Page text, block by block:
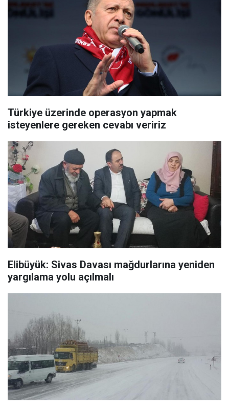
Türkiye üzerinde operasyon yapmak
isteyenlere gereken cevabı veririz
​Elibüyük: Sivas Davası mağdurlarına yeniden
yargılama yolu açılmalı